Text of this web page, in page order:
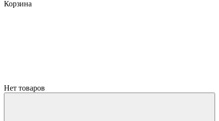
Корзина
Нет товаров